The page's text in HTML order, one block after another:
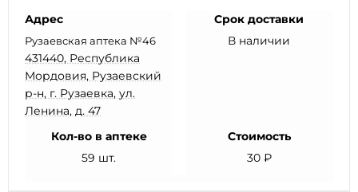
Адрес
Рузаевская аптека №46
431440, Республика
Мордовия, Рузаевский
р-н, г. Рузаевка, ул.
Ленина, д. 47
Срок доставки
В наличии
Кол-во в аптеке
59 шт.
Стоимость
30 ₽